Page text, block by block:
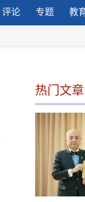
评论 专题 教
热门文章